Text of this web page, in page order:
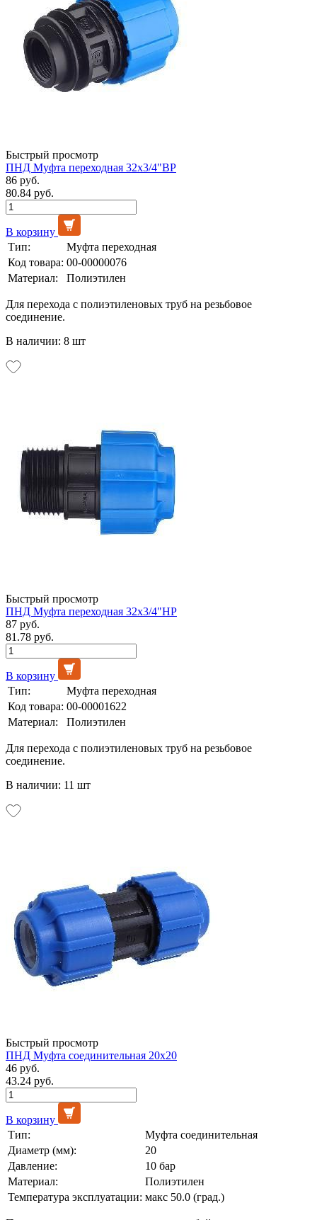
Быстрый просмотр
ПНД Муфта переходная 32х3/4"ВР
86 руб.
80.84 руб.
В корзину
Тип:
Муфта переходная
Код товара: 00-00000076
Материал:
Полиэтилен
Для перехода с полиэтиленовых труб на резьбовое
соединение.
В наличии: 8 шт
Быстрый просмотр
ПНД Муфта переходная 32х3/4"НР
87 руб.
81.78 руб.
В корзину
Тип:
Муфта переходная
Код товара: 00-00001622
Материал:
Полиэтилен
Для перехода с полиэтиленовых труб на резьбовое
соединение.
В наличии: 11 шт
Быстрый просмотр
ПНД Муфта соединительная 20х20
46 руб.
43.24 руб.
В корзину
Тип:
Муфта соединительная
Диаметр (мм):
20
Давление:
10 бар
Материал:
Полиэтилен
Температура эксплуатации: макс 50.0 (град.)